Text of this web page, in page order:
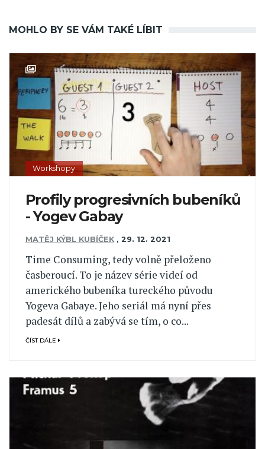
MOHLO BY SE VÁM TAKÉ LÍBIT
Workshopy
Profily progresivních bubeníků
- Yogev Gabay
MATĚJ KÝBL KUBÍČEK , 29. 12. 2021
Time Consuming, tedy volně přeloženo
časberoucí. To je název série videí od
amerického bubeníka tureckého původu
Yogeva Gabaye. Jeho seriál má nyní přes
padesát dílů a zabývá se tím, o co...
ČÍST DÁLE